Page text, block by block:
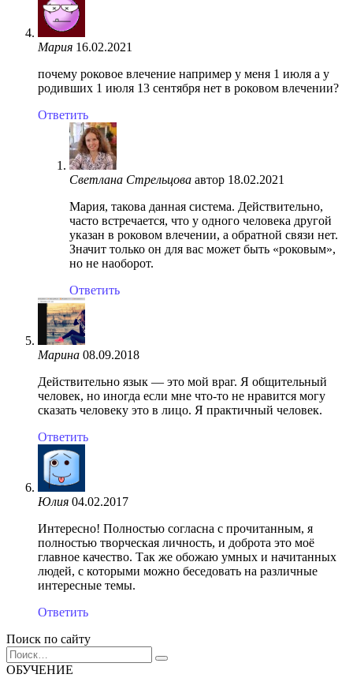
Мария 16.02.2021
почему роковое влечение например у меня 1 июля а у
родивших 1 июля 13 сентября нет в роковом влечении?
Ответить
Светлана Стрельцова автор 18.02.2021
Мария, такова данная система. Действительно,
часто встречается, что у одного человека другой
указан в роковом влечении, а обратной связи нет.
Значит только он для вас может быть «роковым»,
но не наоборот.
Ответить
Марина 08.09.2018
Действительно язык — это мой враг. Я общительный
человек, но иногда если мне что-то не нравится могу
сказать человеку это в лицо. Я практичный человек.
Ответить
Юлия 04.02.2017
Интересно! Полностью согласна с прочитанным, я
полностью творческая личность, и доброта это моё
главное качество. Так же обожаю умных и начитанных
людей, с которыми можно беседовать на различные
интересные темы.
Ответить
Поиск по сайту
Search
for:
ОБУЧЕНИЕ